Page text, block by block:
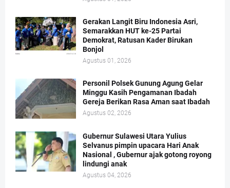
Gerakan Langit Biru Indonesia Asri,
Semarakkan HUT ke-25 Partai
Demokrat, Ratusan Kader Birukan
Bonjol
Agustus 01, 2026
Personil Polsek Gunung Agung Gelar
Minggu Kasih Pengamanan Ibadah
Gereja Berikan Rasa Aman saat Ibadah
Agustus 02, 2026
Gubernur Sulawesi Utara Yulius
Selvanus pimpin upacara Hari Anak
Nasional , Gubernur ajak gotong royong
lindungi anak
Agustus 04, 2026